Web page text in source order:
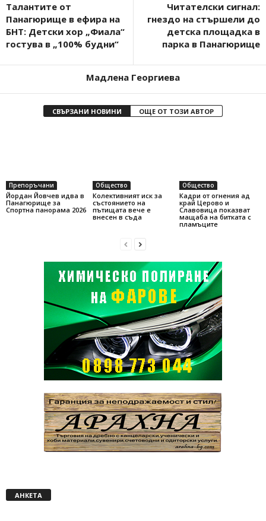
Талантите от
Панагюрище в ефира на
БНТ: Детски хор „Фиала“
гостува в „100% будни“
Читателски сигнал:
гнездо на стършели до
детска площадка в
парка в Панагюрище
Мадлена Георгиева
СВЪРЗАНИ НОВИНИ ОЩЕ ОТ ТОЗИ АВТОР
Препоръчани
Йордан Йовчев идва в
Панагюрище за
Спортна панорама 2026
Общество
Колективният иск за
състоянието на
пътищата вече е
внесен в съда
Общество
Кадри от огнения ад
край Церово и
Славовица показват
мащаба на битката с
пламъците
АНКЕТА